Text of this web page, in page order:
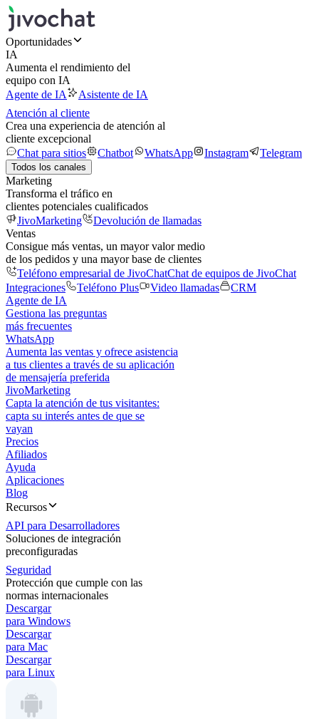
Oportunidades
IA
Aumenta el rendimiento del
equipo con IA
Agente de IA
Asistente de IA
Atención al cliente
Crea una experiencia de atención al
cliente excepcional
Chat para sitios
Chatbot WhatsApp Instagram Telegram
Todos los canales
Marketing
Transforma el tráfico en
clientes potenciales cualificados
JivoMarketing
Devolución de llamadas
Ventas
Consigue más ventas, un mayor valor medio
de los pedidos y una mayor base de clientes
Teléfono empresarial de JivoChatChat de equipos de JivoChat
Integraciones
Teléfono Plus Video llamadas
CRM
Agente de IA
Gestiona las preguntas
más frecuentes
WhatsApp
Aumenta las ventas y ofrece asistencia
a tus clientes a través de su aplicación
de mensajería preferida
JivoMarketing
Capta la atención de tus visitantes:
capta su interés antes de que se
vayan
Precios
Afiliados
Ayuda
Aplicaciones
Blog
Recursos
API para Desarrolladores
Soluciones de integración
preconfiguradas
Seguridad
Protección que cumple con las
normas internacionales
Descargar
para Windows
Descargar
para Mac
Descargar
para Linux